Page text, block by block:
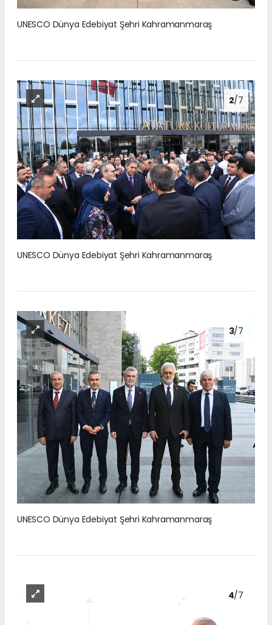
UNESCO Dünya Edebiyat Şehri Kahramanmaraş
2/7
UNESCO Dünya Edebiyat Şehri Kahramanmaraş
3/7
UNESCO Dünya Edebiyat Şehri Kahramanmaraş
4/7